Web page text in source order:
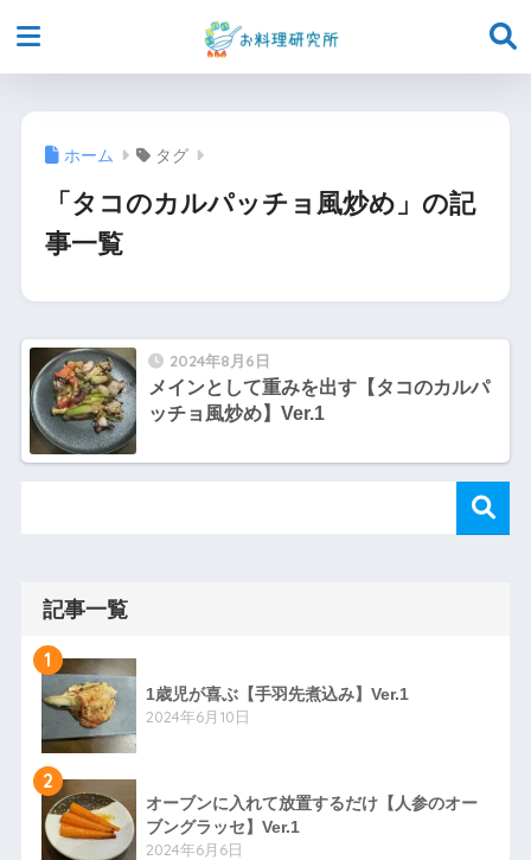
ホーム タグ
「タコのカルパッチョ風炒め」の記
事一覧
2024年8月6日
メインとして重みを出す【タコのカルパ
ッチョ風炒め】Ver.1
記事一覧
1
1歳児が喜ぶ【手羽先煮込み】Ver.1
2024年6月10日
2
オーブンに入れて放置するだけ【人参のオー
ブングラッセ】Ver.1
2024年6月6日